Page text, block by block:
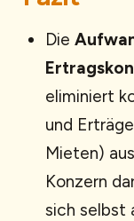
Die
eliminiert
und
Mieten)
Konzern
sich selbst